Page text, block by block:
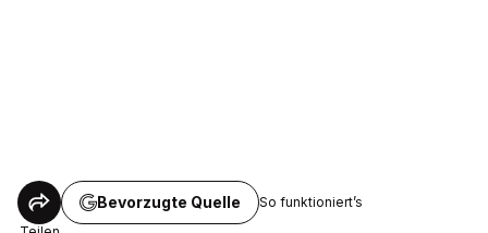
Bevorzugte Quelle So funktioniert’s